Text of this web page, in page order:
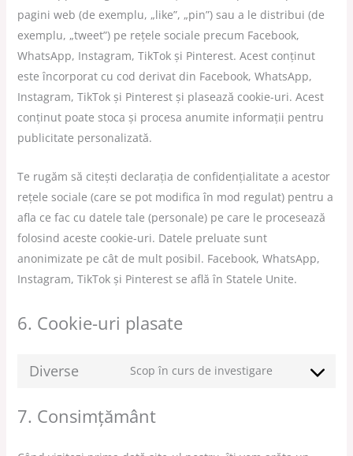
pagini web (de exemplu, „like”, „pin”) sau a le distribui (de
exemplu, „tweet”) pe rețele sociale precum Facebook,
WhatsApp, Instagram, TikTok și Pinterest. Acest conținut
este încorporat cu cod derivat din Facebook, WhatsApp,
Instagram, TikTok și Pinterest și plasează cookie-uri. Acest
conținut poate stoca și procesa anumite informații pentru
publicitate personalizată.
Te rugăm să citești declarația de confidențialitate a acestor
rețele sociale (care se pot modifica în mod regulat) pentru a
afla ce fac cu datele tale (personale) pe care le procesează
folosind aceste cookie-uri. Datele preluate sunt
anonimizate pe cât de mult posibil. Facebook, WhatsApp,
Instagram, TikTok și Pinterest se află în Statele Unite.
6. Cookie-uri plasate
Diverse Scop în curs de investigare
7. Consimțământ